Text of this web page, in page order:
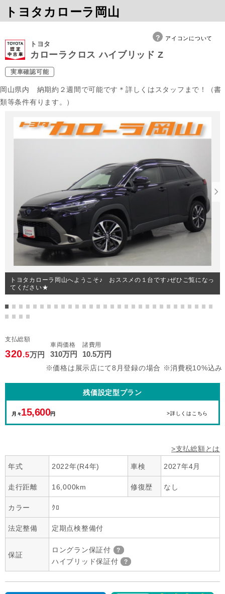
トヨタカローラ岡山
アイコンについて
トヨタ
カローラクロス ハイブリッド Z
実車確認可能
岡山県内 納期約２週間で可能です＊詳しくはスタッフまで！（書
類等条件有ります。）
トヨタカローラ岡山へようこそ♪ おススメの１台です♪ぜひご覧になっ
てください★
支払総額
320.5万円
車両価格
310万円
諸費用
10.5万円
※価格は展示店にて8月登録の場合 ※消費税10%込み
残価設定型プラン
月々15,600円 >詳しくはこちら
>支払総額とは
年式 2022年(R4年) 車検 2027年4月
走行距離 16,000km 修復歴 なし
カラー ｸﾛ
法定整備 定期点検整備付
保証
ロングラン保証付
ハイブリッド保証付